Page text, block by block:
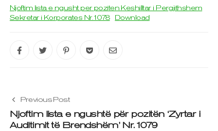
Njoftim lista e ngusht per poziten Keshilltar i Pergjithshem
Sekretar i Korporates Nr.1078
Download
Previous Post
Njoftim lista e ngushtë për pozitën ‘Zyrtar i
Auditimit të Brendshëm’ Nr.1079